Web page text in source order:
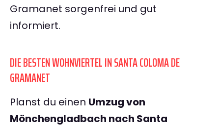
Gramanet sorgenfrei und gut
informiert.
DIE BESTEN WOHNVIERTEL IN SANTA COLOMA DE
GRAMANET
Planst du einen Umzug von
Mönchengladbach nach Santa